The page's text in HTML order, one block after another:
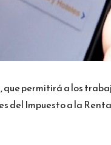
que permitirá a los
del Impuesto a la